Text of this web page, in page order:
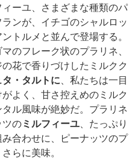
ーユ、さまざまな種類のパ
ンが、イチゴのシャルロッ
トルメと並んで登場する。
のフレーク状のプラリネ、
花で香りづけしたミルクク
・タルトに、私たちは一目
よく、甘さ控えめのミルク
ル風味が絶妙だ。プラリネ
のミルフィーユ、たっぷり
合わせに、ピーナッツのプ
らに美味。